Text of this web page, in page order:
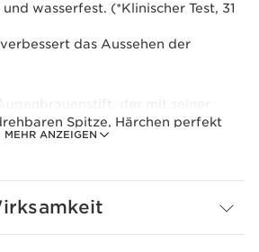
MEHR ANZEIGEN
wasserfest. (*Klinischer Test, 31
das Aussehen der
der mit seiner
Spitze, Härchen perfekt
Maßstäbe in Sachen Präzision setzt.
Extrakt revitalisiert die